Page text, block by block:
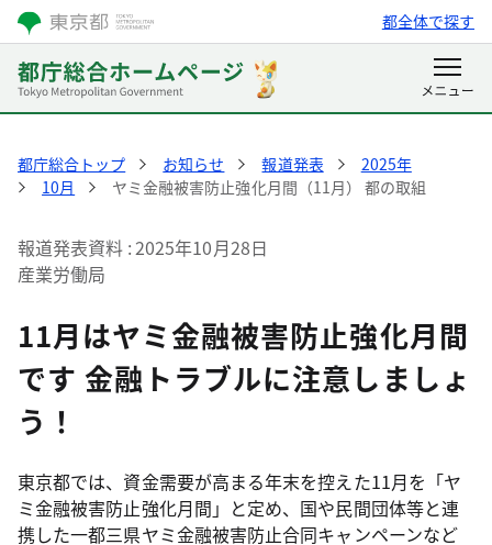
都全体で探す
都庁総合トップ お知らせ 報道発表
2025年
10月
ヤミ金融被害防止強化月間（11月） 都の取組
報道発表資料 2025年10月28日
産業労働局
11月はヤミ金融被害防止強化月間
です 金融トラブルに注意しましょ
う！
東京都では、資金需要が高まる年末を控えた11月を「ヤ
ミ金融被害防止強化月間」と定め、国や民間団体等と連
携した一都三県ヤミ金融被害防止合同キャンペーンなど